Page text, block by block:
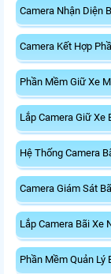
Camera Nhận Diện
Camera Kết Hợp
Phần Mềm Giữ Xe
Lắp Camera Giữ Xe
Hệ Thống Camera
Camera Giám Sát
Lắp Camera Bãi Xe
Phần Mềm Quản Lý